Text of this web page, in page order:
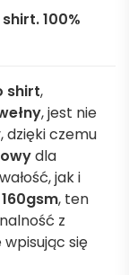
100%
shirt,
, jest nie
czemu
dla
jak i
160gsm, ten
z
się